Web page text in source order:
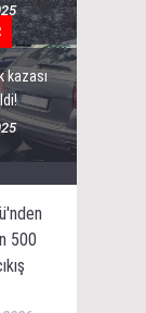
kazası
500